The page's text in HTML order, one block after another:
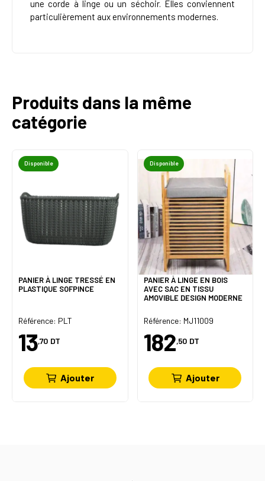
une corde à linge ou un séchoir. Elles conviennent
particulièrement aux environnements modernes.
Produits dans la même
catégorie
Disponible
PANIER À LINGE TRESSÉ EN
PLASTIQUE SOFPINCE
Référence: PLT
13,70 DT
Ajouter
Disponible
PANIER À LINGE EN BOIS
AVEC SAC EN TISSU
AMOVIBLE DESIGN MODERNE
Référence: MJ11009
182,50 DT
Ajouter